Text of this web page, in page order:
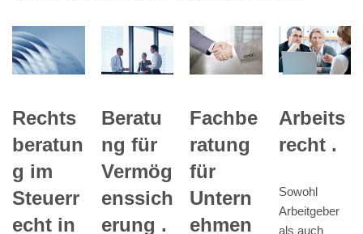
Rechts
beratun
g im
Steuerr
echt in
Beratu
ng für
Vermög
enssich
erung .
Fachbe
ratung
für
Untern
ehmen
Arbeits
recht .
Sowohl
Arbeitgeber
als auch